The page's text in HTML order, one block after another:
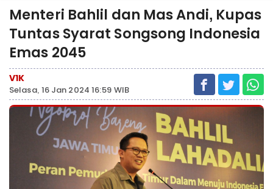
Menteri Bahlil dan Mas Andi, Kupas
Tuntas Syarat Songsong Indonesia
Emas 2045
V1K
Selasa, 16 Jan 2024 16:59 WIB